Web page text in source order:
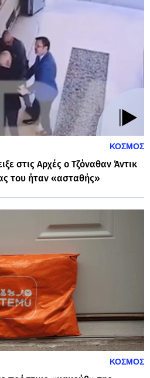
ΚΟΣΜΟΣ
στις Αρχές ο Τζόναθαν Άντικ
του ήταν «ασταθής»
ΚΟΣΜΟΣ